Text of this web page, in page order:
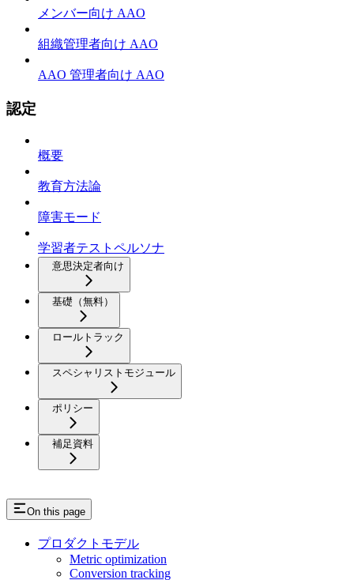
メンバー向け AAO
組織管理者向け AAO
AAO 管理者向け AAO
認定
概要
教育方法論
障害モード
学習者テストペルソナ
意思決定者向け
基礎（無料）
ロールトラック
スペシャリストモジュール
ポリシー
補足資料
On this page
プロダクトモデル
Metric optimization
Conversion tracking